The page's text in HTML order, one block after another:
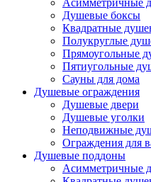
Асимметричные
Душевые боксы
Квадратные
Полукруглые
Прямоугольные
Пятиугольные
Сауны для дома
Душевые ограждения
Душевые двери
Душевые уголки
Неподвижные
Ограждения для
Душевые поддоны
Асимметричные